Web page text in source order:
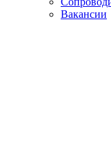
Вакансии